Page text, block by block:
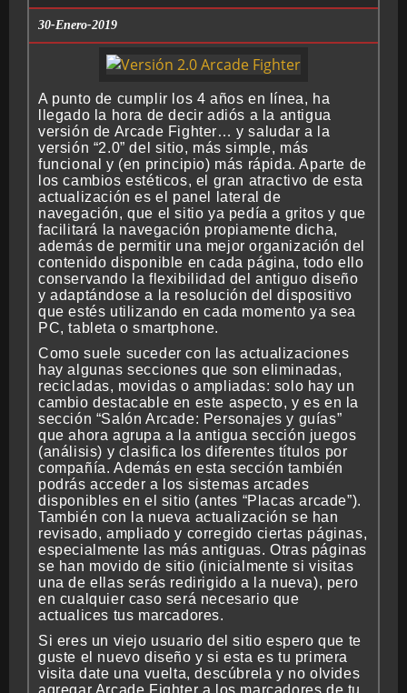
SALÓN ARCADE
GALERÍAS
CRONOLOGÍA
ARCADE STICK
BONUS STAGE
GUÍA BÁSICA
TIER LIST
BMG-OST
30-Enero-2019
A punto de cumplir los 4 años en línea, ha
llegado la hora de decir adiós a la antigua
versión de Arcade Fighter… y saludar a la
versión “2.0” del sitio, más simple, más
funcional y (en principio) más rápida. Aparte de
los cambios estéticos, el gran atractivo de esta
actualización es el panel lateral de
navegación, que el sitio ya pedía a gritos y que
facilitará la navegación propiamente dicha,
además de permitir una mejor organización del
contenido disponible en cada página, todo ello
conservando la flexibilidad del antiguo diseño
y adaptándose a la resolución del dispositivo
que estés utilizando en cada momento ya sea
PC, tableta o smartphone.
Como suele suceder con las actualizaciones
hay algunas secciones que son eliminadas,
recicladas, movidas o ampliadas: solo hay un
cambio destacable en este aspecto, y es en la
sección “Salón Arcade: Personajes y guías”
que ahora agrupa a la antigua sección juegos
(análisis) y clasifica los diferentes títulos por
compañía. Además en esta sección también
podrás acceder a los sistemas arcades
disponibles en el sitio (antes “Placas arcade”).
También con la nueva actualización se han
revisado, ampliado y corregido ciertas páginas,
especialmente las más antiguas. Otras páginas
se han movido de sitio (inicialmente si visitas
una de ellas serás redirigido a la nueva), pero
en cualquier caso será necesario que
actualices tus marcadores.
Si eres un viejo usuario del sitio espero que te
guste el nuevo diseño y si esta es tu primera
visita date una vuelta, descúbrela y no olvides
agregar Arcade Fighter a los marcadores de tu